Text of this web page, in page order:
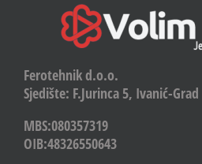
Ferotehnik d.o.o.
Sjedište: F.Jurinca 5, Ivanić-Grad
MBS:080357319
OIB:48326550643